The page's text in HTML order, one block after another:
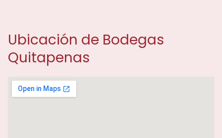
Ubicación de Bodegas
Quitapenas